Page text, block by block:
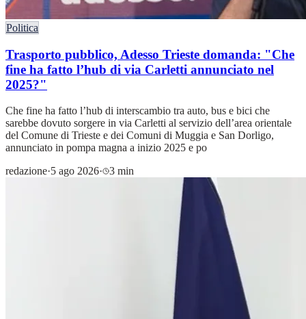
Politica
Trasporto pubblico, Adesso Trieste domanda: "Che
fine ha fatto l’hub di via Carletti annunciato nel
2025?"
Che fine ha fatto l’hub di interscambio tra auto, bus e bici che
sarebbe dovuto sorgere in via Carletti al servizio dell’area orientale
del Comune di Trieste e dei Comuni di Muggia e San Dorligo,
annunciato in pompa magna a inizio 2025 e po
redazione·5 ago 2026· 3 min